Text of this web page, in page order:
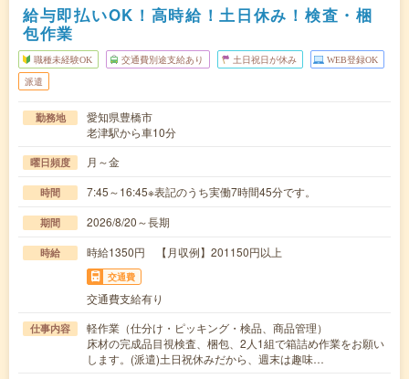
給与即払いOK！高時給！土日休み！検査・梱
包作業
職種未経験OK 交通費別途支給あり 土日祝日が休み WEB登録OK
派遣
勤務地
愛知県豊橋市
老津駅から車10分
曜日頻度 月～金
時間 7:45～16:45※表記のうち実働7時間45分です。
期間 2026/8/20～長期
時給 時給1350円 【月収例】201150円以上
交通費
交通費支給有り
仕事内容
軽作業（仕分け・ピッキング・検品、商品管理）
床材の完成品目視検査、梱包、2人1組で箱詰め作業をお願い
します。(派遣)土日祝休みだから、週末は趣味…